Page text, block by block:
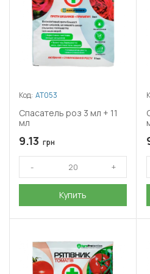
Код: АТ053
Спасатель роз 3 мл + 11
мл
9.13 грн
Купить